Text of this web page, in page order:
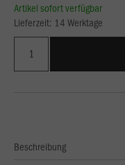
Artikel sofort verfügbar
Lieferzeit: 14 Werktage
Beschreibung